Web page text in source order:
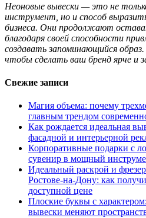
Неоновые вывески — это не
инструмент, но и способ
бизнеса. Они продолжают
благодаря своей способности
создавать запоминающийся
чтобы сделать ваш бренд ярче и
Свежие записи
Магия объема: почему
главным трендом
Как рождается идеальная
фасадной и интерьерной
Корпоративные подарки с
сувенир в мощный
Идеальный раскрой и
Ростове-на-Дону: как
доступной цене
Плоские буквы с
вывески меняют